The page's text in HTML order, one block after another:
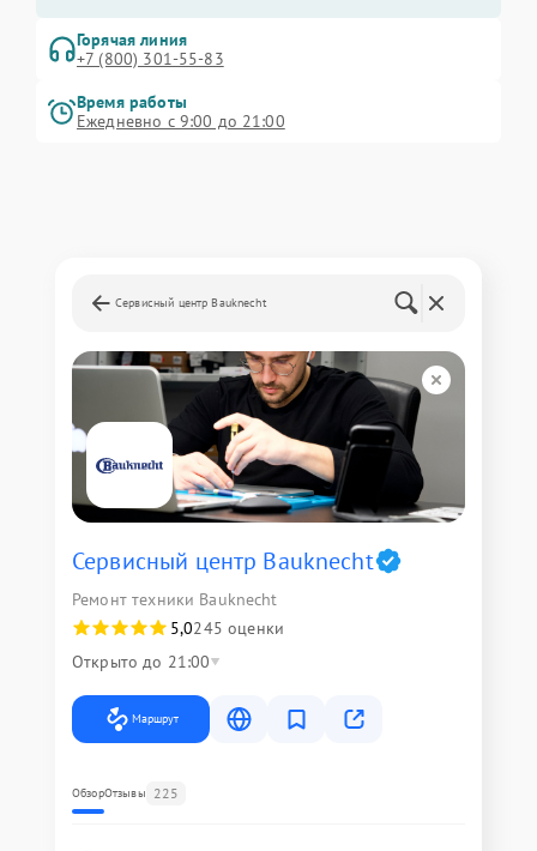
Горячая линия
+7 (800) 301-55-83
Время работы
Ежедневно с 9:00 до 21:00
Сервисный центр Bauknecht
Сервисный центр Bauknecht
Ремонт техники Bauknecht
5,0245 оценки
Открыто до 21:00
Маршрут
ОбзорОтзывы 225